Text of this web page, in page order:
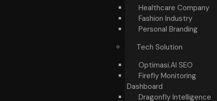
Healthcare Company
Fashion Industry
Personal Branding
Tech Solution
Optimasi.AI SEO
Firefly Monitoring
Dashboard
Dragonfly Intelligence